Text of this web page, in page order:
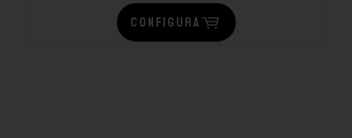
CONFIGURA